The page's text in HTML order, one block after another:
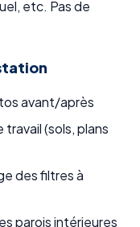
etc. Pas de
avant/après
(sols, plans
des filtres à
parois intérieures